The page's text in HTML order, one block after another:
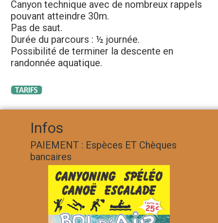
Canyon technique avec de nombreux rappels
pouvant atteindre 30m.
Pas de saut.
Durée du parcours : ½ journée.
Possibilité de terminer la descente en
randonnée aquatique.
Infos
PAIEMENT : Espèces ET Chèques
bancaires